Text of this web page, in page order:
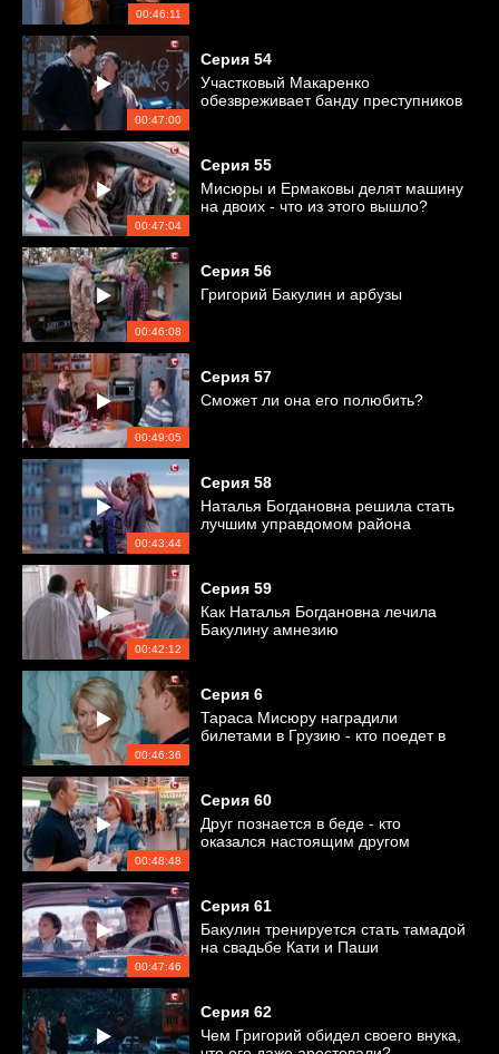
00:46:11
00:47:00
Серия 54
Участковый Макаренко
обезвреживает банду преступников
00:47:04
Серия 55
Мисюры и Ермаковы делят машину
на двоих - что из этого вышло?
00:46:08
Серия 56
Григорий Бакулин и арбузы
00:49:05
Серия 57
Сможет ли она его полюбить?
00:43:44
Серия 58
Наталья Богдановна решила стать
лучшим управдомом района
00:42:12
Серия 59
Как Наталья Богдановна лечила
Бакулину амнезию
00:46:36
Серия 6
Тараса Мисюру наградили
билетами в Грузию - кто поедет в
00:48:48
Серия 60
Друг познается в беде - кто
оказался настоящим другом
00:47:46
Серия 61
Бакулин тренируется стать тамадой
на свадьбе Кати и Паши
Серия 62
Чем Григорий обидел своего внука,